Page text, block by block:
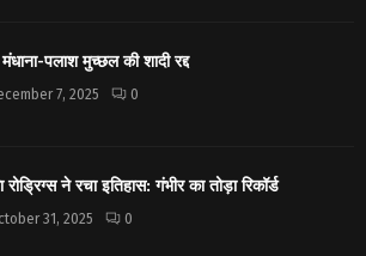
पलाश मुच्छल की शादी रद्द
7, 2025 0
रोड्रिग्स ने रचा इतिहास: गंभीर का तोड़ा रिकॉर्ड
31, 2025 0